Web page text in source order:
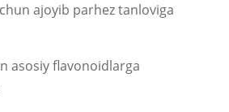
ajoyib parhez tanloviga
asosiy flavonoidlarga